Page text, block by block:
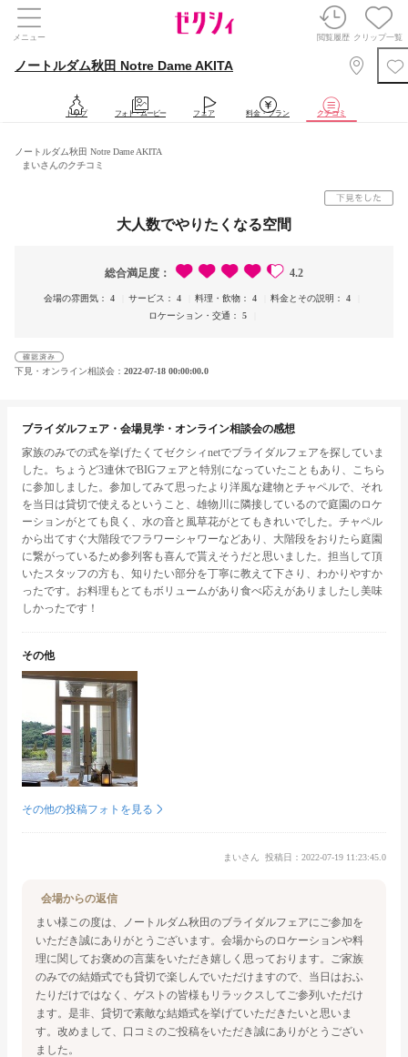
メニュー 閲覧履歴 クリップ一覧
ノートルダム秋田 Notre Dame AKITA
トップ フォト・ムービー フェア 料金・プラン クチコミ
ノートルダム秋田 Notre Dame AKITA
まいさんのクチコミ
大人数でやりたくなる空間
総合満足度 4.2
会場の雰囲気 4 サービス 4 料理・飲物 4 料金とその説明
4
ロケーション・交通
5
下見・オンライン相談会 2022-07-18 00:00:00.0
ブライダルフェア・会場見学・オンライン相談会の感想
家族のみでの式を挙げたくてゼクシィnetでブライダルフェアを探していま
した。ちょうど3連休でBIGフェアと特別になっていたこともあり、こちら
に参加しました。参加してみて思ったより洋風な建物とチャペルで、それ
を当日は貸切で使えるということ、雄物川に隣接しているので庭園のロケ
ーションがとても良く、水の音と風草花がとてもきれいでした。チャペル
から出てすぐ大階段でフラワーシャワーなどあり、大階段をおりたら庭園
に繋がっているため参列客も喜んで貰えそうだと思いました。担当して頂
いたスタッフの方も、知りたい部分を丁寧に教えて下さり、わかりやすか
ったです。お料理もとてもボリュームがあり食べ応えがありましたし美味
しかったです！
その他
その他の投稿フォトを見る
まいさん 投稿日：2022-07-19 11:23:45.0
会場からの返信
まい様この度は、ノートルダム秋田のブライダルフェアにご参加を
いただき誠にありがとうございます。 会場からのロケーションや料
理に関してお褒めの言葉をいただき嬉しく思っております。 ご家族
のみでの結婚式でも貸切で楽しんでいただけますので、当日はおふ
たりだけではなく、ゲストの皆様もリラックスしてご参列いただけ
ます。 是非、貸切で素敵な結婚式を挙げていただきたいと思いま
す。 改めまして、口コミのご投稿をいただき誠にありがとうござい
ました。